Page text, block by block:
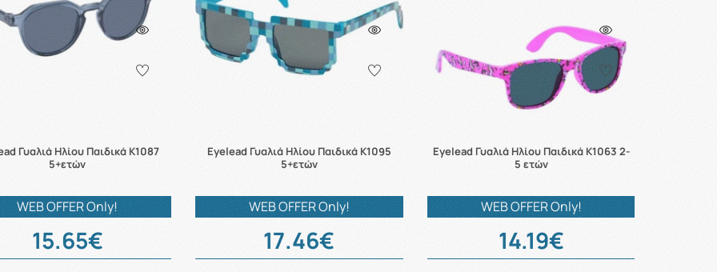
Γυαλιά Ηλίου Παιδικά K1087
5+ετών
WEB OFFER Only!
15.65€
Eyelead Γυαλιά Ηλίου Παιδικά K1095
5+ετών
WEB OFFER Only!
17.46€
Eyelead Γυαλιά Ηλίου Παιδικά K1063 2-
5 ετών
WEB OFFER Only!
14.19€